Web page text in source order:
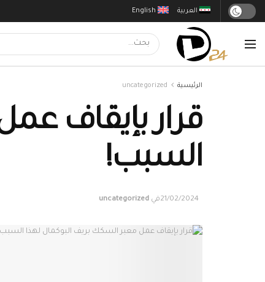
English العربية
الرئيسية uncategorized
قرار بإيقاف
السبب!
21/02/2024في uncategorized